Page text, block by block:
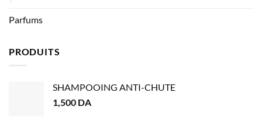
Parfums
PRODUITS
SHAMPOOING ANTI-CHUTE
1,500 DA